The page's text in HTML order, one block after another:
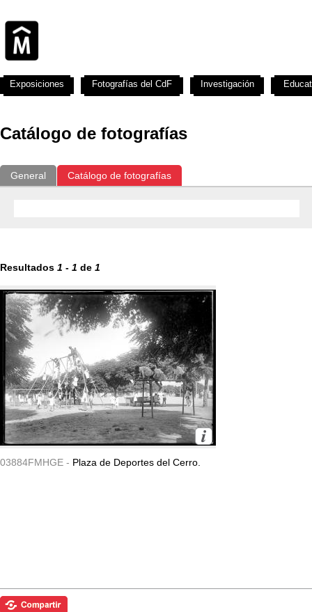
Catálogo de fotografías
General Catálogo de fotografías
Resultados 1 - 1 de 1
03884FMHGE - Plaza de Deportes del Cerro.
Exposiciones Fotografías del CdF Investigación